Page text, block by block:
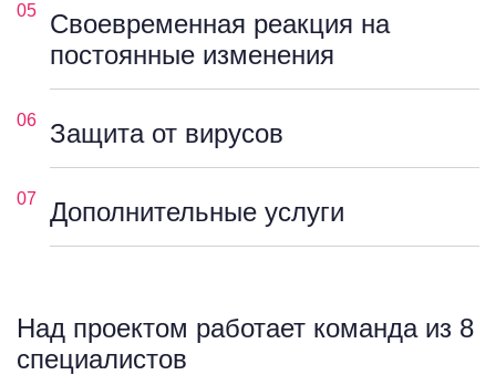
05
Своевременная реакция на
постоянные изменения
06 Защита от вирусов
07 Дополнительные услуги
Над проектом работает команда из 8
специалистов